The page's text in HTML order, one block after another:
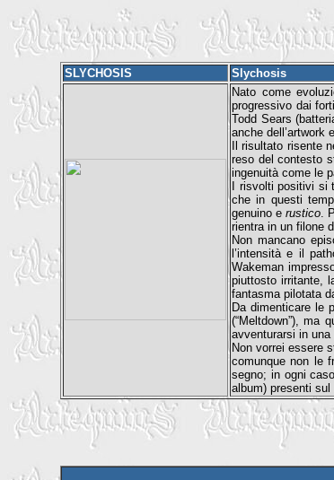
SLYCHOSIS Slychosis
Nato come
progressivo dai
Todd Sears
anche dell’artwork
Il risultato risente
reso del contesto
ingenuità come le
I risvolti positivi si
che in questi
genuino erustico.
rientra in un filone
Non mancano
l’intensità e il
Wakeman
piuttosto irritante,
fantasma pilotata
Da dimenticare le
(“Meltdown”), ma
avventurarsi in
Non vorrei essere
comunque non le
segno; in ogni
album) presenti